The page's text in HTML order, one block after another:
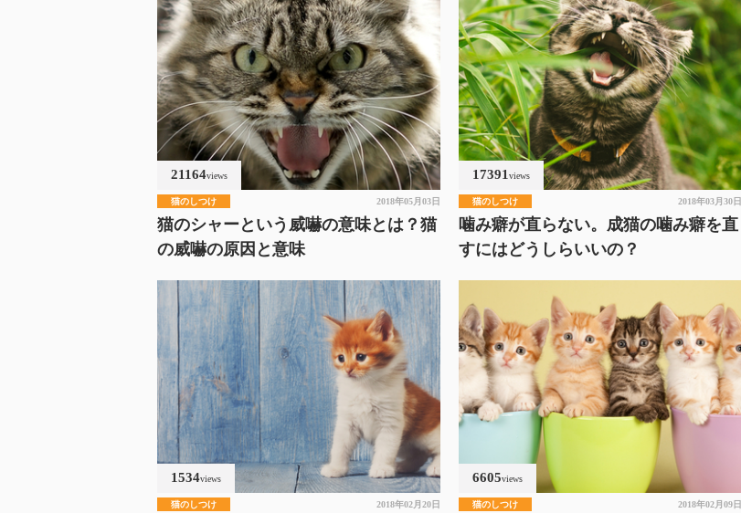
21164views
猫のしつけ 2018年05月03日
猫のシャーという威嚇の意味とは？猫
の威嚇の原因と意味
17391 views
猫のしつけ 2018年03月30日
噛み癖が直らない。成猫の噛み癖を直
すにはどうしらいいの？
1534views
猫のしつけ 2018年02月20日
6605views
猫のしつけ 2018年02月09日